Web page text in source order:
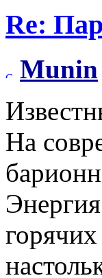
Re:
Munin
На